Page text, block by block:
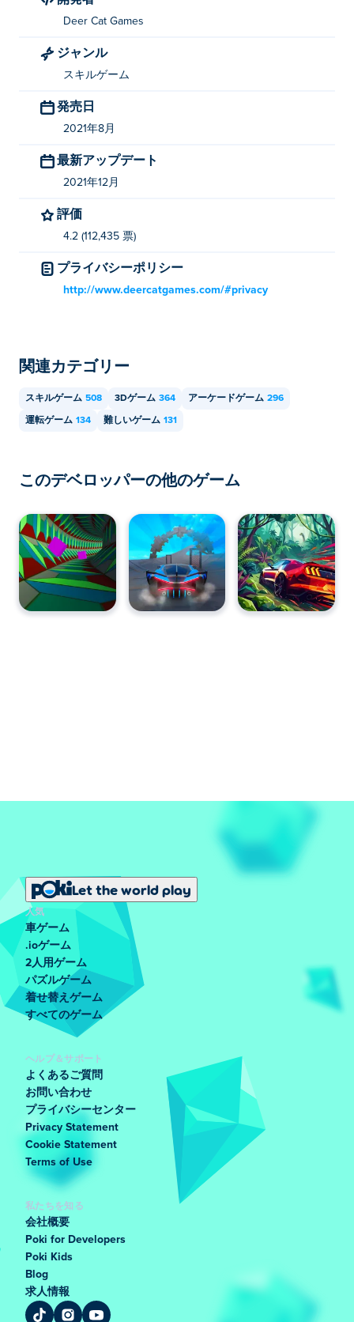
Deer Cat Games
ジャンル
スキルゲーム
発売日
2021年8月
最新アップデート
2021年12月
評価
4.2 (112,435 票)
プライバシーポリシー
http://www.deercatgames.com/#privacy
関連カテゴリー
スキルゲーム 508 3Dゲーム 364 アーケードゲーム 296
運転ゲーム 134 難しいゲーム 131
このデベロッパーの他のゲーム
Let the world play
人気
車ゲーム
.ioゲーム
2人用ゲーム
パズルゲーム
着せ替えゲーム
すべてのゲーム
ヘルプ＆サポート
よくあるご質問
お問い合わせ
プライバシーセンター
Privacy Statement
Cookie Statement
Terms of Use
私たちを知る
会社概要
Poki for Developers
Poki Kids
Blog
求人情報